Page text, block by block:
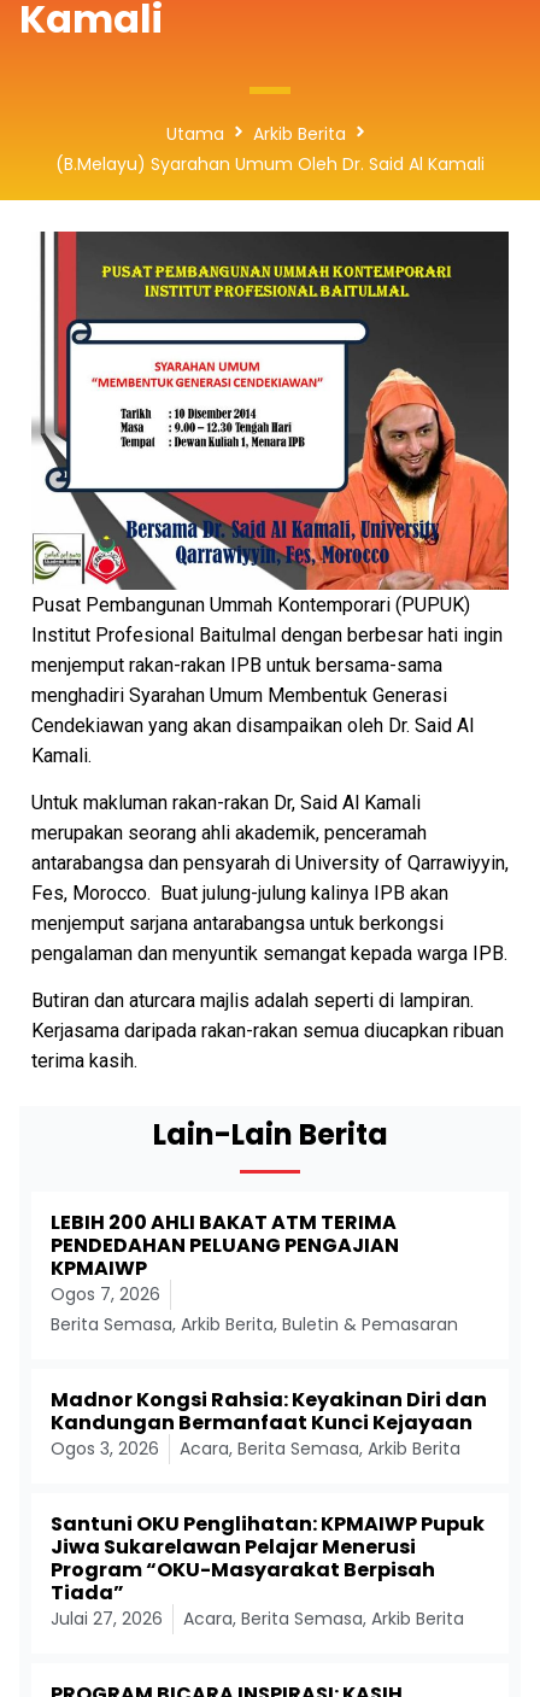
Kamali
Utama
Arkib Berita
(B.Melayu) Syarahan Umum Oleh Dr. Said Al Kamali
Pusat Pembangunan Ummah Kontemporari (PUPUK)
Institut Profesional Baitulmal dengan berbesar hati ingin
menjemput rakan-rakan IPB untuk bersama-sama
menghadiri Syarahan Umum Membentuk Generasi
Cendekiawan yang akan disampaikan oleh Dr. Said Al
Kamali.
Untuk makluman rakan-rakan Dr, Said Al Kamali
merupakan seorang ahli akademik, penceramah
antarabangsa dan pensyarah di University of Qarrawiyyin,
Fes, Morocco. Buat julung-julung kalinya IPB akan
menjemput sarjana antarabangsa untuk berkongsi
pengalaman dan menyuntik semangat kepada warga IPB.
Butiran dan aturcara majlis adalah seperti di lampiran.
Kerjasama daripada rakan-rakan semua diucapkan ribuan
terima kasih.
Lain-Lain Berita
LEBIH 200 AHLI BAKAT ATM TERIMA
PENDEDAHAN PELUANG PENGAJIAN
KPMAIWP
Ogos 7, 2026
Berita Semasa, Arkib Berita, Buletin & Pemasaran
Madnor Kongsi Rahsia: Keyakinan Diri dan
Kandungan Bermanfaat Kunci Kejayaan
Ogos 3, 2026 Acara, Berita Semasa, Arkib Berita
Santuni OKU Penglihatan: KPMAIWP Pupuk
Jiwa Sukarelawan Pelajar Menerusi
Program “OKU-Masyarakat Berpisah
Tiada”
Julai 27, 2026 Acara, Berita Semasa, Arkib Berita